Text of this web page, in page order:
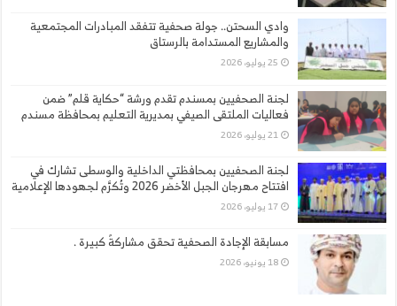
وادي السحتن.. جولة صحفية تتفقد المبادرات المجتمعية
والمشاريع المستدامة بالرستاق
25 يوليو، 2026
لجنة الصحفيين بمسندم تقدم ورشة “حكاية قلم” ضمن
فعاليات الملتقى الصيفي بمديرية التعليم بمحافظة مسندم
21 يوليو، 2026
لجنة الصحفيين بمحافظتي الداخلية والوسطى تشارك في
افتتاح مهرجان الجبل الأخضر 2026 وتُكرَّم لجهودها الإعلامية
17 يوليو، 2026
مسابقة الإجادة الصحفية تحقق مشاركةً كبيرة .
18 يونيو، 2026